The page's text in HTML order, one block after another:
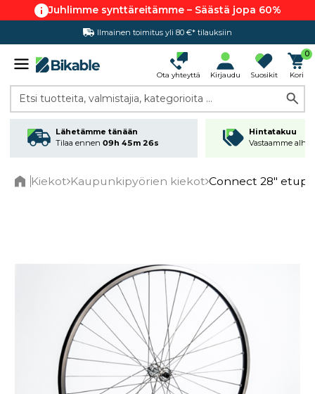
Juhlimme synttäreitämme – Säästä jopa 60%
Ota yhteyttä Kirjaudu Suosikit
0
Kori
Etsi tuotteita, valmistajia, kategorioita ...
Lähetämme tänään
Tilaa ennen 09h 45m 26s
Hintatakuu
Vastaamme
Kiekot Kaupunkipyörien kiekot Connect 28"